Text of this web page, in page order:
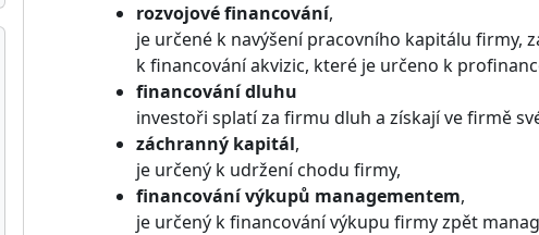
rozvojové financování,
je určené k navýšení pracovního kapitálu firmy,
k financování akvizic, které je určeno k
financování dluhu
investoři splatí za firmu dluh a získají ve firmě
záchranný kapitál,
je určený k udržení chodu firmy,
financování výkupů managementem,
je určený k financování výkupu firmy zpět